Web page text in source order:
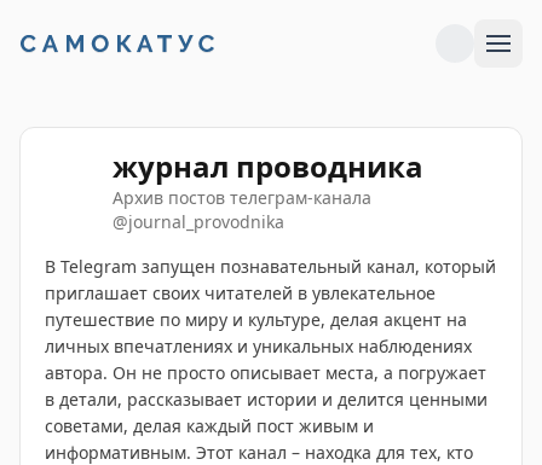
журнал проводника
Архив постов телеграм-канала
@journal_provodnika
В Telegram запущен познавательный канал, который
приглашает своих читателей в увлекательное
путешествие по миру и культуре, делая акцент на
личных впечатлениях и уникальных наблюдениях
автора. Он не просто описывает места, а погружает
в детали, рассказывает истории и делится ценными
советами, делая каждый пост живым и
информативным. Этот канал – находка для тех, кто